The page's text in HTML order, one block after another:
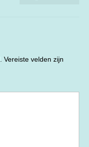
Vereiste velden zijn